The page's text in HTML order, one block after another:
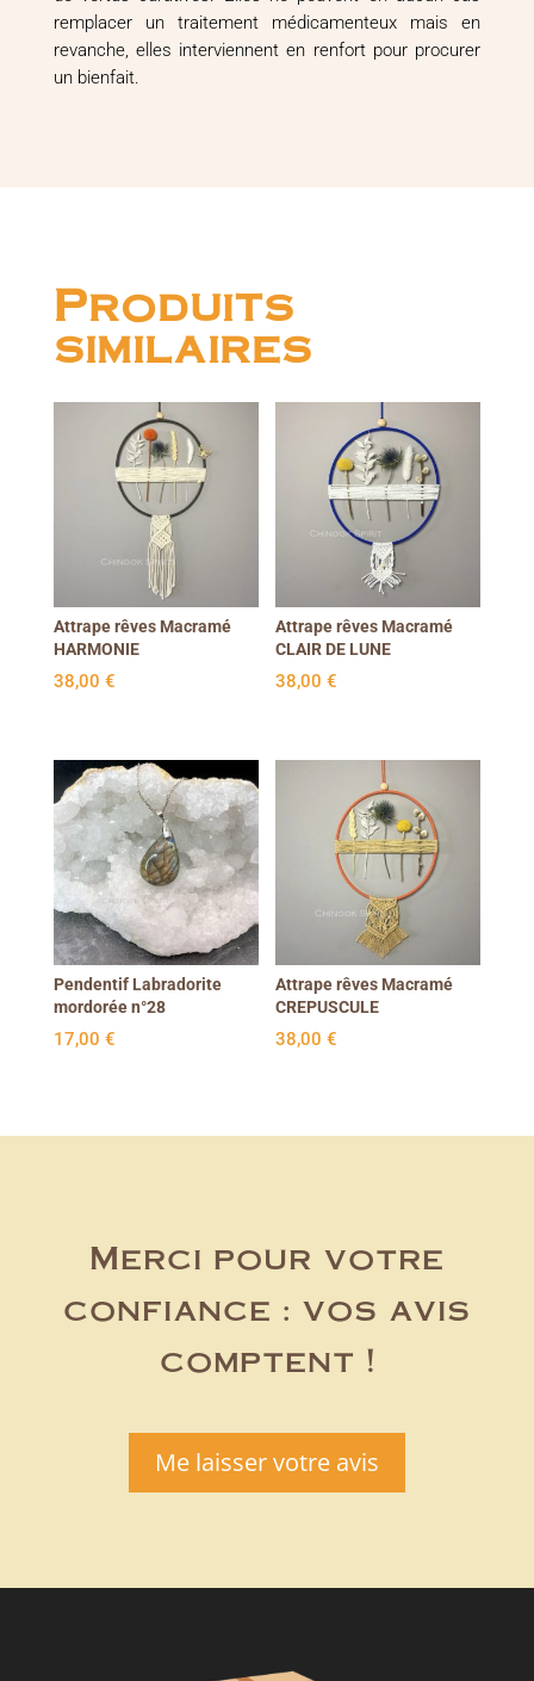
remplacer un traitement médicamenteux mais en
revanche, elles interviennent en renfort pour procurer
un bienfait.
Produits
similaires
Attrape rêves Macramé
HARMONIE
38,00 €
Attrape rêves Macramé
CLAIR DE LUNE
38,00€
Pendentif Labradorite
mordorée n°28
17,00 €
Attrape rêves Macramé
CREPUSCULE
38,00€
Merci pour votre
confiance : vos avis
comptent !
Me laisser votre avis